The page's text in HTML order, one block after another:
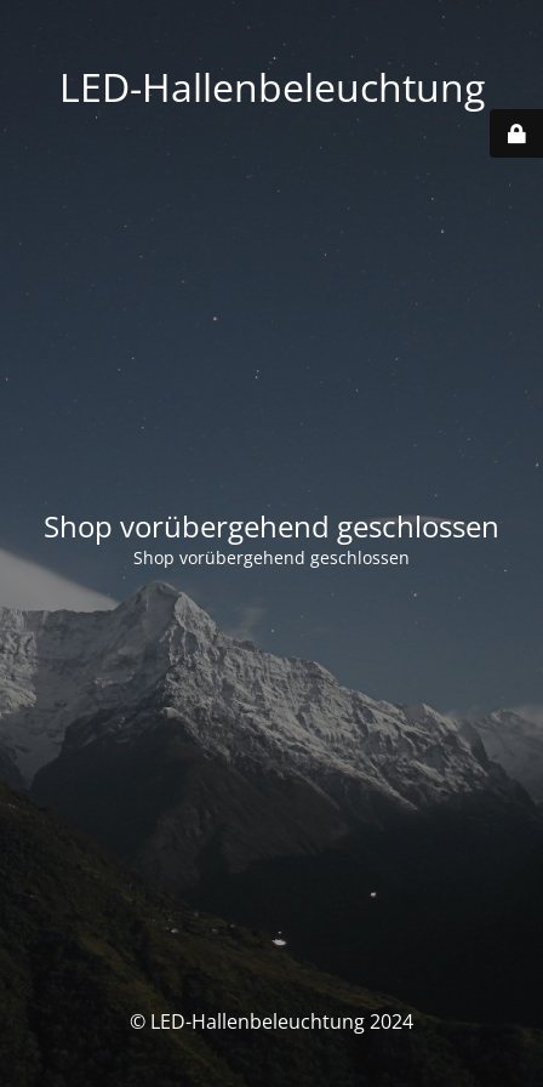
LED-Hallenbeleuchtung
Shop vorübergehend geschlossen
Shop vorübergehend geschlossen
© LED-Hallenbeleuchtung 2024